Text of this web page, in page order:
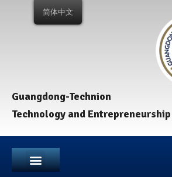
Guangdong-Technion
Technology and
简体中文